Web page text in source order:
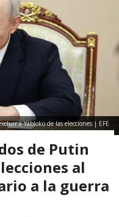
a Yábloko de las elecciones | EFE
de Putin
al
a la guerra